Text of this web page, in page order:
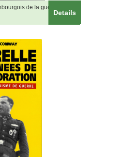
Details
de la guerre de 1940-